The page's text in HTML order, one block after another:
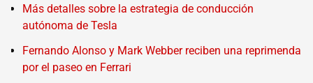
Más detalles sobre la estrategia de conducción
autónoma de Tesla
Fernando Alonso y Mark Webber reciben una reprimenda
por el paseo en Ferrari